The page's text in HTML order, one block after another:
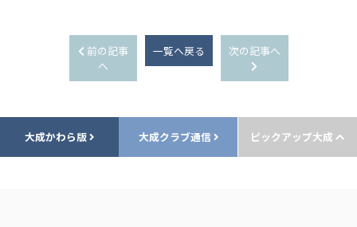
前の記事
へ
一覧へ戻る 次の記事へ
大成かわら版 大成クラブ通信 ピックアップ大成